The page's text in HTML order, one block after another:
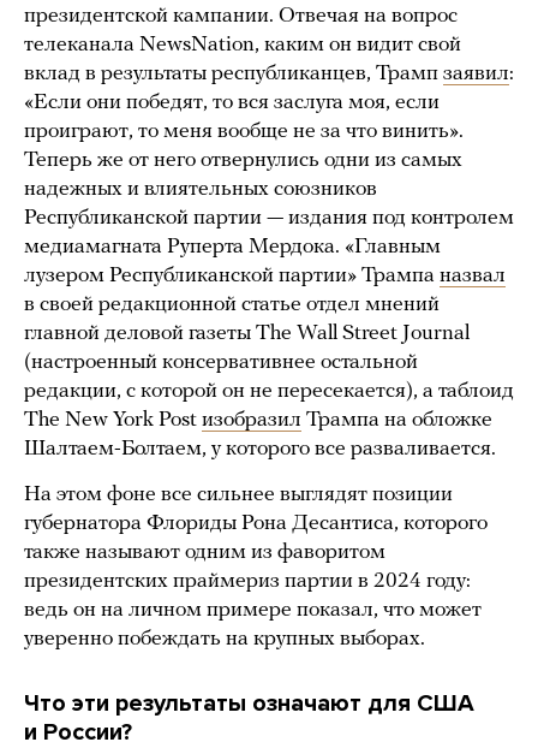
президентской кампании. Отвечая на вопрос
телеканала NewsNation, каким он видит свой
вклад в результаты республиканцев, Трамп заявил:
«Если они победят, то вся заслуга моя, если
проиграют, то меня вообще не за что винить».
Теперь же от него отвернулись одни из самых
надежных и влиятельных союзников
Республиканской партии — издания под контролем
медиамагната Руперта Мердока. «Главным
лузером Республиканской партии» Трампа назвал
в своей редакционной статье отдел мнений
главной деловой газеты The Wall Street Journal
(настроенный консервативнее остальной
редакции, с которой он не пересекается), а таблоид
The New York Post изобразил Трампа на обложке
Шалтаем-Болтаем, у которого все разваливается.
На этом фоне все сильнее выглядят позиции
губернатора Флориды Рона Десантиса, которого
также называют одним из фаворитом
президентских праймериз партии в 2024 году:
ведь он на личном примере показал, что может
уверенно побеждать на крупных выборах.
Что эти результаты означают для США
и России?